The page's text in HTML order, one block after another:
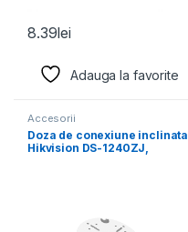
8.39lei
Adauga la favorite
Accesorii
Doza de conexiune inclinata
Hikvision DS-1240ZJ,